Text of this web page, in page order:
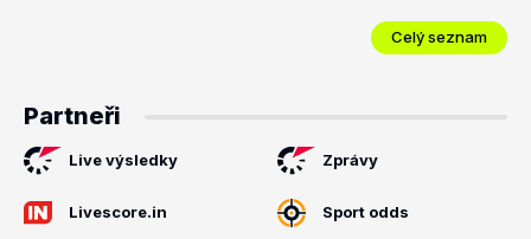
Celý seznam
Partneři
Live výsledky Zprávy
Livescore.in Sport odds